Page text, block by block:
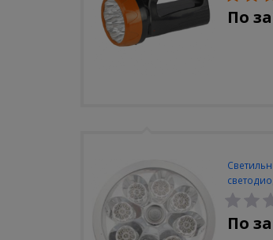
По
С-310-80-
5000K/
По